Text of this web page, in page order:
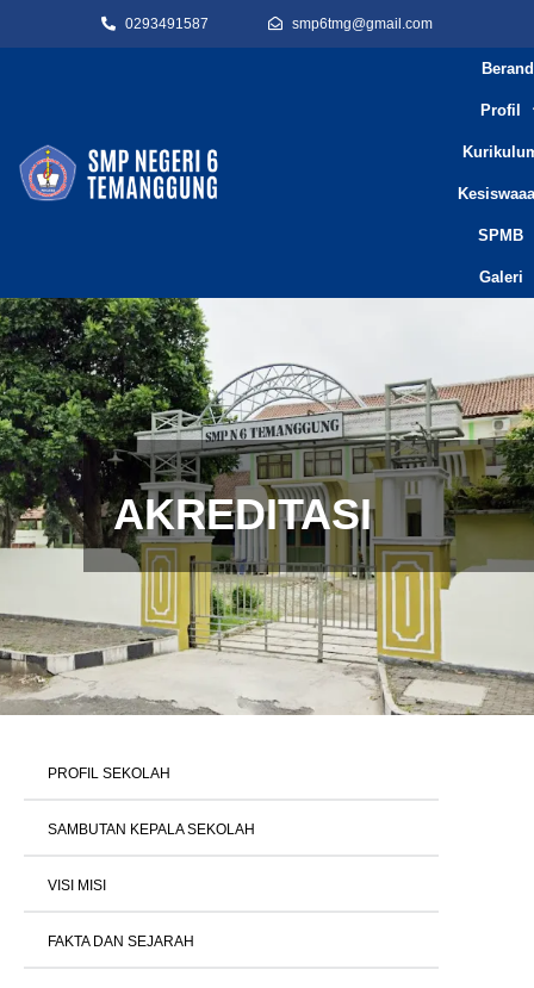
0293491587 smp6tmg@gmail.com
Profil
SPMB
Galeri
AKREDITASI
PROFIL SEKOLAH
SAMBUTAN KEPALA SEKOLAH
VISI MISI
FAKTA DAN SEJARAH